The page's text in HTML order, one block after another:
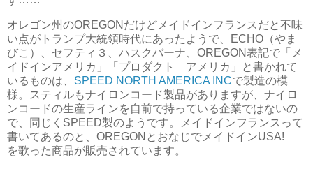
オレゴン州のOREGONだけどメイドインフランスだと不味
い点がトランプ大統領時代にあったようで、ECHO（やま
びこ）、セフティ３、ハスクバーナ、OREGON表記で「メ
イドインアメリカ」「プロダクト アメリカ」と書かれて
いるものは、 SPEED NORTH AMERICA INCで製造の模
様。スティルもナイロンコード製品がありますが、ナイロ
ンコードの生産ラインを自前で持っている企業ではないの
で、同じくSPEED製のようです。メイドインフランスって
書いてあるのと、OREGONとおなじでメイドインUSA!
を歌った商品が販売されています。